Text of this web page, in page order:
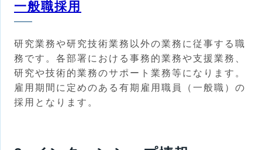
一般職採用
研究業務や研究技術業務以外の業務に従事する職
務です。各部署における事務的業務や支援業務、
研究や技術的業務のサポート業務等になります。
雇用期間に定めのある有期雇用職員（一般職）の
採用となります。